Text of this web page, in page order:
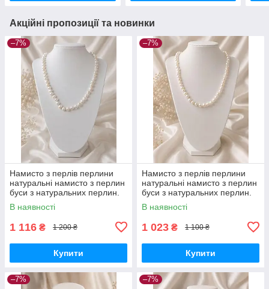
Акційні пропозиції та новинки
–7%
Намисто з перлів перлини
натуральні намисто з перлин
буси з натуральних перлин.
Індія!
В наявності
1 116 ₴ 1 200 ₴
Купити
–7%
Намисто з перлів перлини
натуральні намисто з перлин
буси з натуральних перлин.
Індія!
В наявності
1 023 ₴ 1 100 ₴
Купити
–7% –7%